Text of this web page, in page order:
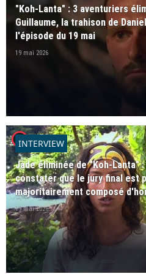
"Koh-Lanta" : 3 aventuriers
Guillaume, la trahison de
l'épisode du 19 mai
19 mai 2026
player2INTERVIEW
Jade éliminée de "Koh-Lanta"
constater que le jury final est
majoritairement composé
19 mai 2026